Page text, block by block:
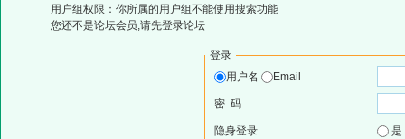
用户组权限：你所属的用户组不能使用搜索功能
您还不是论坛会员,请先登录论坛
登录
用户名
Email
密 码
隐身登录